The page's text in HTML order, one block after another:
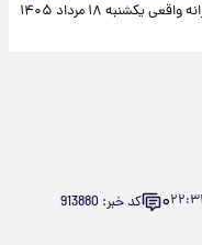
یکشنبه ۱۸ مرداد ۱۴۰۵
۰ کد خبر: 913880